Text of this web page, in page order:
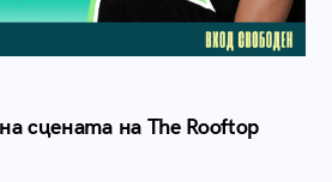
сцената на The Rooftop